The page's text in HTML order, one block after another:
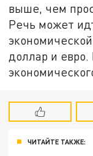
выше, чем
Речь может
доллар и евро.
ЧИТАЙТЕ ТАКЖЕ: